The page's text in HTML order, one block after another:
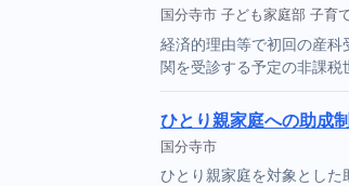
国分寺市 子ども家庭部 子育
経済的理由等で初回の産
関を受診する予定の非課税
ひとり親家庭への助成
国分寺市
ひとり親家庭を対象とした